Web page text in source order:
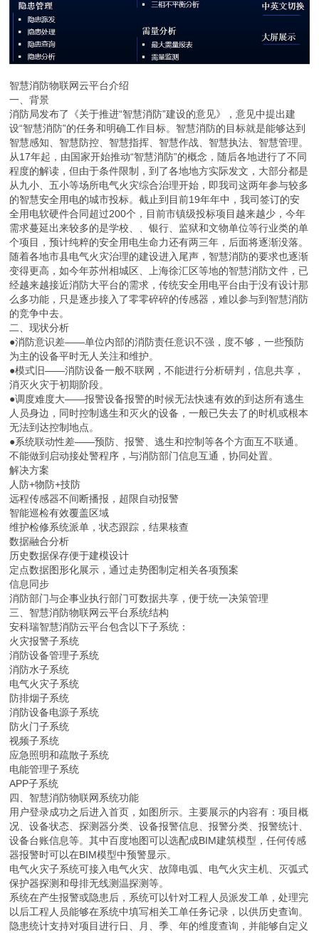
智慧消防物联网云平台介绍
一、背景
消防局发布了《关于推进“智慧消防”建设的意见》，意见中提出建
设“智慧消防”的任务和明确工作目标。智慧消防的目标就是能够达到
智慧感知、智慧防控、智慧指挥、智慧作战、智慧执法、智慧管理。
从17年起，由国家开始推动“智慧消防”的概念，随后各地进行了不同
程度的解读，但由于条件限制，到了各地地方实际发文，大部分都是
从九小、五小等场所电气火灾综合治理开始，即我司这两年参与较多
的智慧安全用电的城市投标。截止到目前19年年中，我司签订的安
全用电软硬件合同超过200个，目前市镇级投标项目越来越少，今年
需求蔓延出来较多的是学校、、银行、监狱和文物单位等行业类的单
个项目，预计纯粹的安全用电生命力还有两三年，后面将逐渐没落。
随着各地市县电气火灾治理的建设进入尾声，智慧消防的要求也逐渐
变得更高，如今年苏州相城区、上海徐汇区等地的智慧消防文件，已
经越来越接近消防大平台的需求，传统安全用电平台由于没有设计那
么多功能，只是逐步接入了零零碎碎的传感器，难以参与到智慧消防
的竞争中去。
二、现状分析
●消防意识差——单位内部的消防责任意识不强，度不够，一些预防
为主的设备平时无人关注和维护。
●模式旧——消防设备一般不联网，不能进行分析研判，信息共享，
消灭火灾于初期阶段。
●调度难度大——报警设备报警的时候无法快速有效的到达所有逃生
人员身边，同时控制逃生和灭火的设备，一般已失去了的时机或根本
无法到达控制地点。
●系统联动性差——预防、报警、逃生和控制等各个方面互不联通。
不能做到启动接处警程序，与消防部门信息互通，协同处置。
解决方案
人防+物防+技防
远程传感器不间断播报，超限自动报警
智能巡检有效覆盖区域
维护检修系统派单，状态跟踪，结果核查
数据融合分析
历史数据保存便于建模设计
定点数据图形化展示，通过走势图制定相关各项预案
信息同步
消防部门与企事业执行部门可数据共享，便于统一决策管理
三、智慧消防物联网云平台系统结构
安科瑞智慧消防云平台包含以下子系统：
火灾报警子系统
消防设备管理子系统
消防水子系统
电气火灾子系统
防排烟子系统
消防设备电源子系统
防火门子系统
视频子系统
应急照明和疏散子系统
电能管理子系统
APP子系统
四、智慧消防物联网系统功能
用户登录成功之后进入首页，如图所示。主要展示的内容有：项目概
况、设备状态、探测器分类、设备报警信息、报警分类、报警统计、
设备台账信息等。其中百度地图可以选配成BIM建筑模型，任何传感
器报警时可以在BIM模型中预警显示。
电气火灾子系统可接入电气火灾、故障电弧、电气火灾主机、灭弧式
保护器探测和母排无线测温探测等。
系统在产生报警或隐患后，系统可以针对工程人员派发工单，处理完
以后工程人员能够在系统中填写相关工单任务记录，以供历史查询。
隐患统计支持对项目进行日、月、季、年的维度查询，并能够自定义